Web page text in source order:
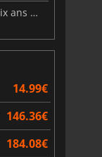
Forsaken Realms : Vahrin's Call sort après dix ans de développement
14.99€
146.36€
184.08€